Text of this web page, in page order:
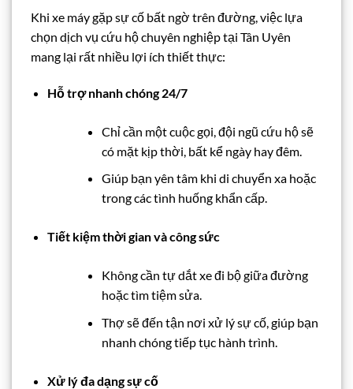
Khi xe máy gặp sự cố bất ngờ trên đường, việc lựa
chọn dịch vụ cứu hộ chuyên nghiệp tại Tân Uyên
mang lại rất nhiều lợi ích thiết thực:
Hỗ trợ nhanh chóng 24/7
Chỉ cần một cuộc gọi, đội ngũ cứu hộ sẽ
có mặt kịp thời, bất kể ngày hay đêm.
Giúp bạn yên tâm khi di chuyển xa hoặc
trong các tình huống khẩn cấp.
Tiết kiệm thời gian và công sức
Không cần tự dắt xe đi bộ giữa đường
hoặc tìm tiệm sửa.
Thợ sẽ đến tận nơi xử lý sự cố, giúp bạn
nhanh chóng tiếp tục hành trình.
Xử lý đa dạng sự cố